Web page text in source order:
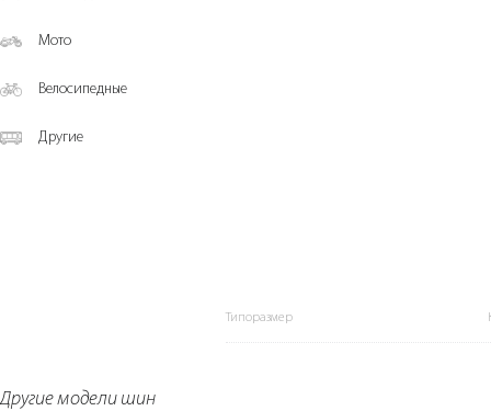
Мото
Велосипедные
Другие
Типоразмер
Другие модели шин